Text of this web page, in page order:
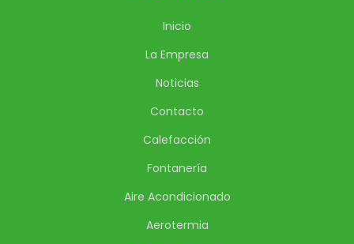
Inicio
La Empresa
Noticias
Contacto
Calefacción
Fontanería
Aire Acondicionado
Aerotermia